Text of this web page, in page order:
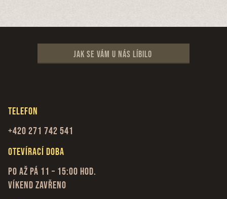
Jak se vám u nás líbilo
Telefon
+420 271 742 541
Otevírací doba
Po až Pá 11 – 15:00 hod.
Víkend zavřeno